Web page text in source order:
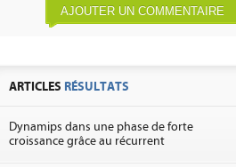
AJOUTER UN COMMENTAIRE
ARTICLES RÉSULTATS
Dynamips dans une phase de forte
croissance grâce au récurrent